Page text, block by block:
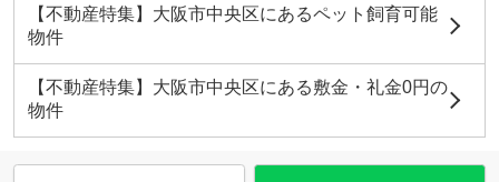
【不動産特集】大阪市中央区にあるペット飼育可能
物件
【不動産特集】大阪市中央区にある敷金・礼金0円の
物件